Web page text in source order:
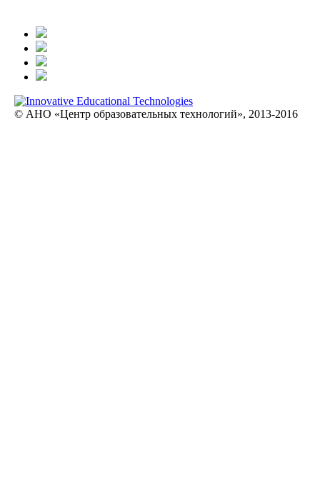
© АНО «Центр образовательных технологий», 2013-2016